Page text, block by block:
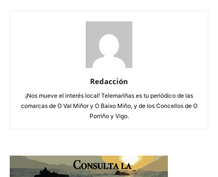
Redacción
¡Nos mueve el interés local! Telemariñas es tu periódico de las
comarcas de O Val Miñor y O Baixo Miño, y de los Concellos de O
Porriño y Vigo.